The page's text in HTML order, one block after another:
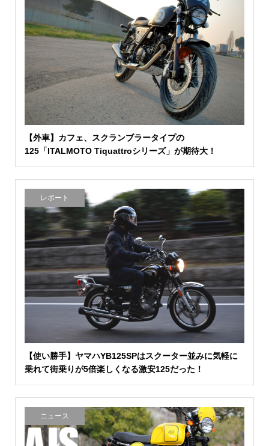
【外車】カフェ、スクランブラータイプの
125「ITALMOTO Tiquattroシリーズ」が期待大！
レポート
【使い勝手】ヤマハYB125SPはスクーター並みに気軽に
乗れて街乗りが5倍楽しくなる激安125だった！
ニュース